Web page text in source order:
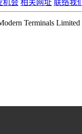
机会 相关网址 联络我们
Terminals Limited